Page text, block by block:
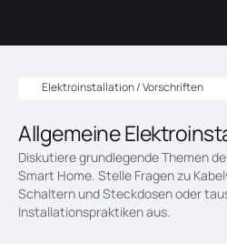
Elektroinstallation / Vorschriften
Allgemeine
Diskutiere grundlegende Themen
Smart Home. Stelle Fragen zu
Schaltern und Steckdosen oder
Installationspraktiken aus.